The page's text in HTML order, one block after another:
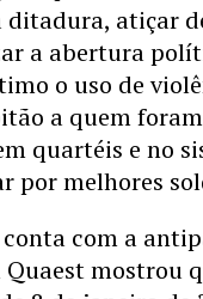
ditadura, atiçar
a abertura
o uso de
a quem
quartéis e no
por melhores
com a
mostrou